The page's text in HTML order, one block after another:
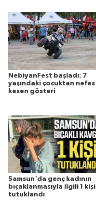
NebiyanFest başladı: 7
yaşındaki çocuktan nefes
kesen gösteri
Samsun'da genç kadının
bıçaklanmasıyla ilgili 1 kişi
tutuklandı